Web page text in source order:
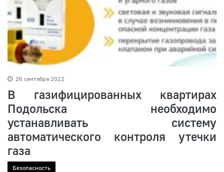
26 сентября 2022
В газифицированных квартирах
Подольска необходимо
устанавливать систему
автоматического контроля утечки
газа
Безопасность